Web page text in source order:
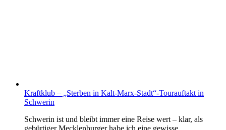
Kraftklub – „Sterben in Kalt-Marx-Stadt“-Tourauftakt in
Schwerin
Schwerin ist und bleibt immer eine Reise wert – klar, als